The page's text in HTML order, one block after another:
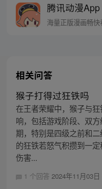
腾讯动漫App
海量正版漫画畅快
相关问答
猴子打得过狂铁吗
在王者荣耀中，猴子与
响，包括游戏阶段、双
期，特别是四级之前和
的狂铁若怒气积攒到一
伤害...
1 个回答 2024年11月03日